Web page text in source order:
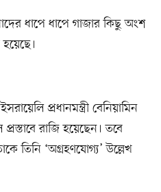
ধাপে ধাপে গাজার কিছু অংশ
প্রধানমন্ত্রী বেনিয়ামিন
প্রস্তাবে রাজি হয়েছেন। তবে
তিনি ‘অগ্রহণযোগ্য’ উল্লেখ